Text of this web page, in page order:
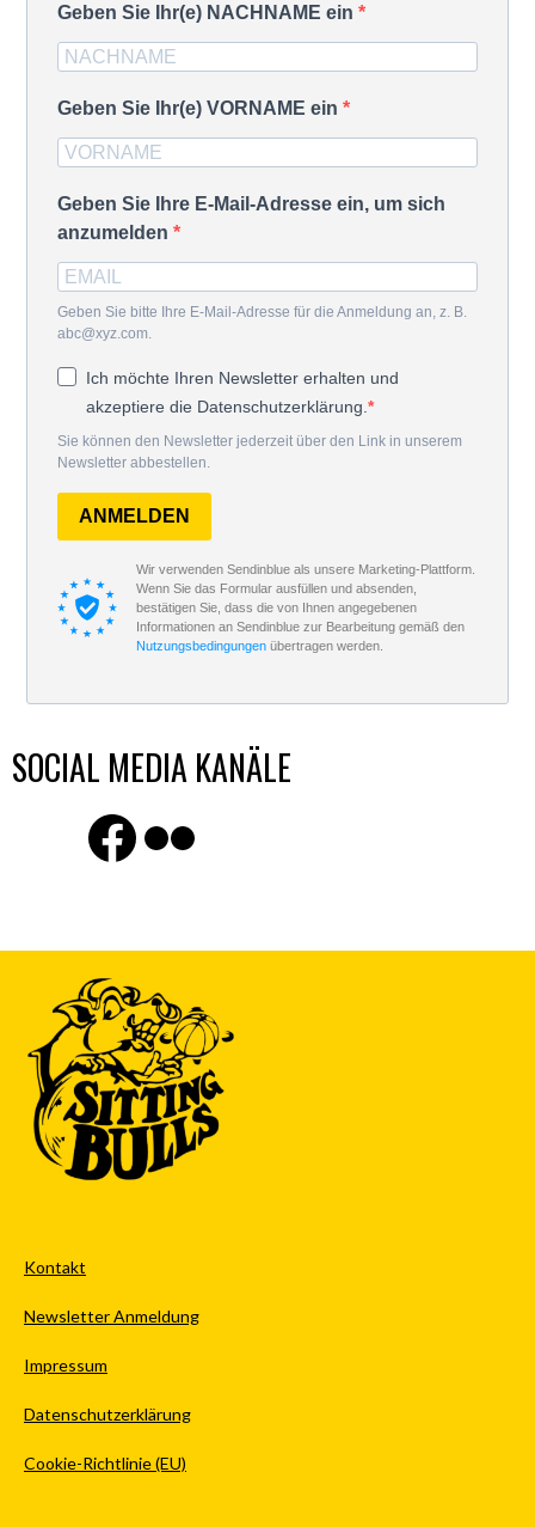
Geben Sie Ihr(e) NACHNAME ein
Geben Sie Ihr(e) VORNAME ein
Geben Sie Ihre E-Mail-Adresse ein, um sich
anzumelden
Geben Sie bitte Ihre E-Mail-Adresse für die Anmeldung an, z. B.
abc@xyz.com.
Ich möchte Ihren Newsletter erhalten und
akzeptiere die Datenschutzerklärung.
Sie können den Newsletter jederzeit über den Link in unserem
Newsletter abbestellen.
ANMELDEN
Wir verwenden Sendinblue als unsere Marketing-Plattform.
Wenn Sie das Formular ausfüllen und absenden,
bestätigen Sie, dass die von Ihnen angegebenen
Informationen an Sendinblue zur Bearbeitung gemäß den
Nutzungsbedingungenübertragen werden.
SOCIAL MEDIA KANÄLE
Finde uns auf Facebook
Flickr
Kontakt
Newsletter Anmeldung
Impressum
Datenschutzerklärung
Cookie-Richtlinie (EU)